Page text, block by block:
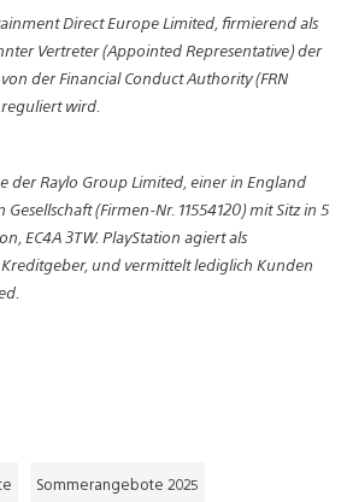
Direct Europe Limited, firmierend als
Vertreter (Appointed Representative) der
der Financial Conduct Authority (FRN
wird.
der Raylo Group Limited, einer in England
(Firmen-Nr. 11554120) mit Sitz in 5
EC4A 3TW. PlayStation agiert als
und vermittelt lediglich Kunden
Sommerangebote 2025